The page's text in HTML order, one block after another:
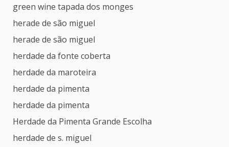
green wine tapada dos monges
herade de são miguel
herade de são miguel
herdade da fonte coberta
herdade da maroteira
herdade da pimenta
herdade da pimenta
Herdade da Pimenta Grande Escolha
herdade de s. miguel